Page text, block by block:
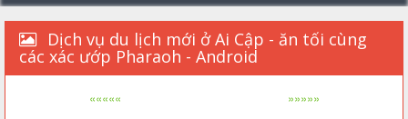
Dịch vụ du lịch mới ở Ai Cập - ăn tối cùng
các xác ướp Pharaoh - Android
«««««
»»»»»